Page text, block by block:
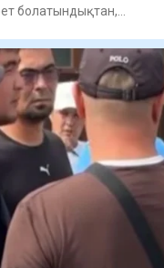
болатындықтан,